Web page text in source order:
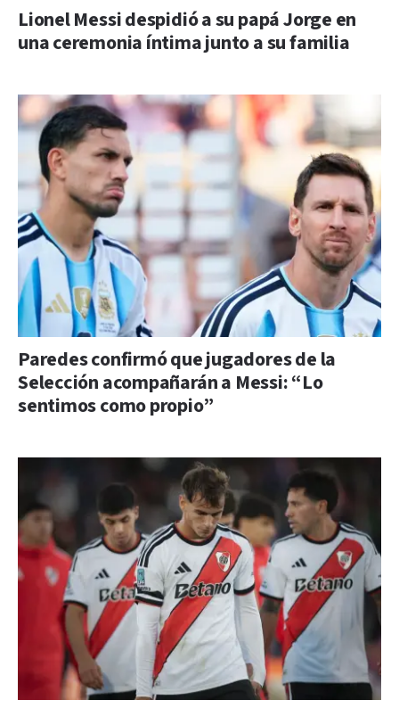
Lionel Messi despidió a su papá Jorge en
una ceremonia íntima junto a su familia
Paredes confirmó que jugadores de la
Selección acompañarán a Messi: “Lo
sentimos como propio”